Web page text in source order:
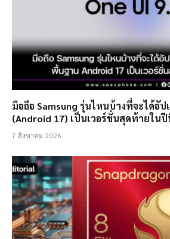
มือถือ Samsung รุ่นไหนบ้างที่จะได้อัป
(Android 17) เป็นเวอร์ชั่นสุดท้ายในปี
7 สิงหาคม 2026